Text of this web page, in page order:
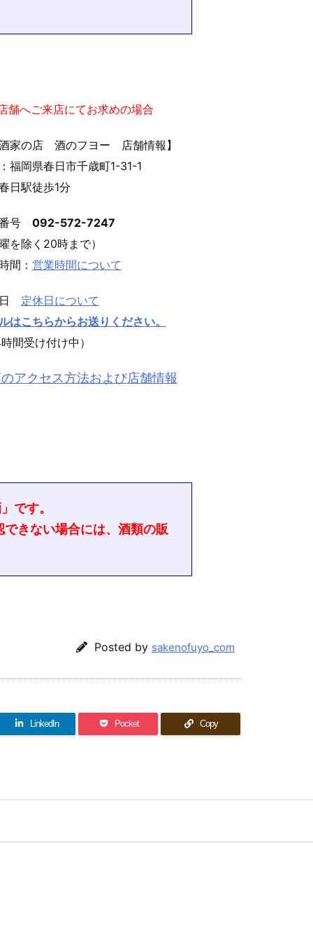
舗へご来店にてお求めの場合
酒家の店 酒のフヨー 店舗情報】
福岡県春日市千歳町1-31-1
日駅徒歩1分
号 092-572-7247
曜を除く20時まで）
間： 営業時間について
定休日について
はこちらからお送りください。
時間受け付け中）
アクセス方法および店舗情報
です。
きない場合には、酒類の販
Posted by sakenofuyo_com
LinkedIn Pocket Copy